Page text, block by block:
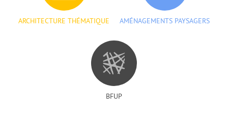
ARCHITECTURE THÉMATIQUE AMÉNAGEMENTS PAYSAGERS
BFUP